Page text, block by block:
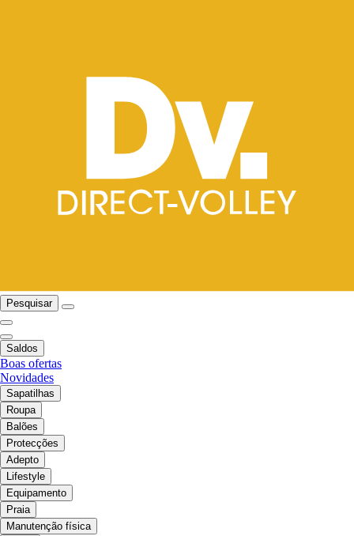
Pesquisar
Saldos
Boas ofertas
Novidades
Sapatilhas
Roupa
Balões
Protecções
Adepto
Lifestyle
Equipamento
Praia
Manutenção física